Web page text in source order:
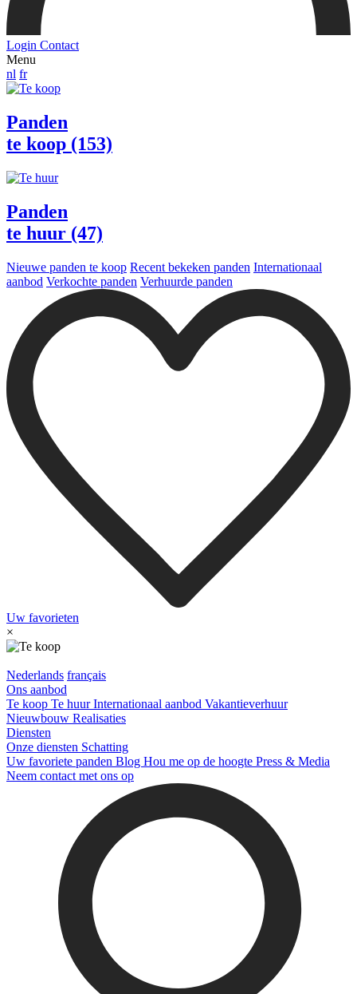
Login Contact
Menu
nl fr
Panden
te koop (153)
Panden
te huur (47)
Nieuwe panden te koop Recent bekeken panden Internationaal
aanbod Verkochte panden Verhuurde panden
Uw favorieten
×
Nederlands français
Ons aanbod
Te koop Te huurInternationaal aanbod Vakantieverhuur
Nieuwbouw Realisaties
Diensten
Onze diensten Schatting
Uw favoriete panden Blog Hou me op de hoogte Press & Media
Neem contact met ons op